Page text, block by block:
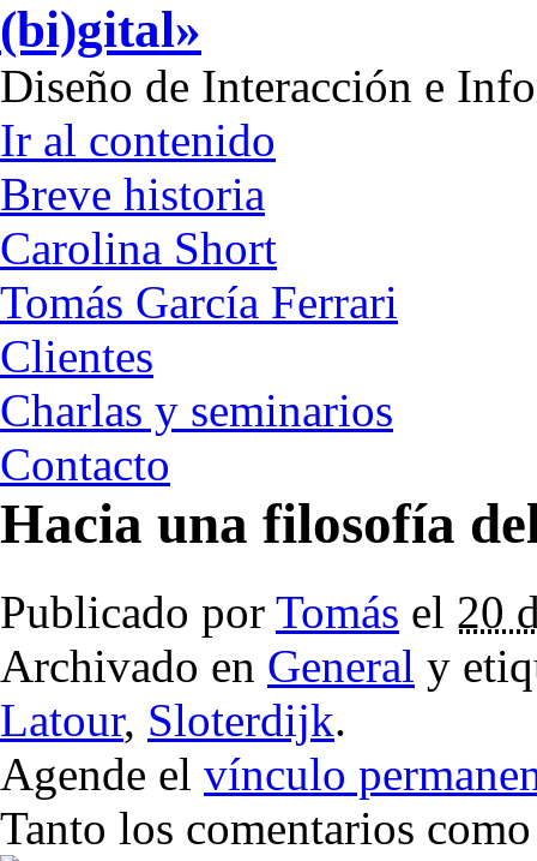
(bi)gital»
Diseño de Interacción e
Ir al contenido
Breve historia
Carolina Short
Tomás García Ferrari
Clientes
Charlas y seminarios
Contacto
Hacia una filosofía
Publicado por Tomás el 20
Archivado en General y
Latour, Sloterdijk.
Agende el vínculo
Tanto los comentarios